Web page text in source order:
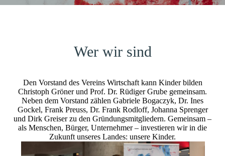
Wer wir sind
Den Vorstand des Vereins Wirtschaft kann Kinder bilden
Christoph Gröner und Prof. Dr. Rüdiger Grube gemeinsam.
Neben dem Vorstand zählen Gabriele Bogaczyk, Dr. Ines
Gockel, Frank Preuss, Dr. Frank Rodloff, Johanna Sprenger
und Dirk Greiser zu den Gründungsmitgliedern. Gemeinsam –
als Menschen, Bürger, Unternehmer – investieren wir in die
Zukunft unseres Landes: unsere Kinder.